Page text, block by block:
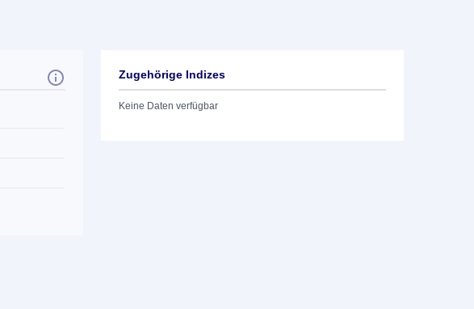
Zugehörige Indizes
Keine Daten verfügbar